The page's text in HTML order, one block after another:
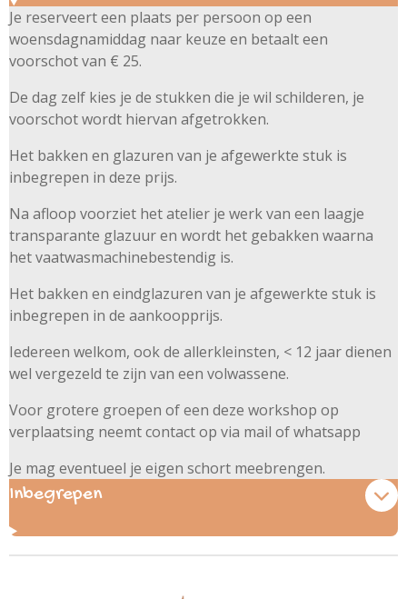
Je reserveert een plaats per persoon op een
woensdagnamiddag naar keuze en betaalt een
voorschot van € 25.
De dag zelf kies je de stukken die je wil schilderen, je
voorschot wordt hiervan afgetrokken.
Het bakken en glazuren van je afgewerkte stuk is
inbegrepen in deze prijs.
Na afloop voorziet het atelier je werk van een laagje
transparante glazuur en wordt het gebakken waarna
het vaatwasmachinebestendig is.
Het bakken en eindglazuren van je afgewerkte stuk is
inbegrepen in de aankoopprijs.
Iedereen welkom, ook de allerkleinsten, < 12 jaar dienen
wel vergezeld te zijn van een volwassene.
Voor grotere groepen of een deze workshop op
verplaatsing neemt contact op via mail of whatsapp
Je mag eventueel je eigen schort meebrengen.
Inbegrepen